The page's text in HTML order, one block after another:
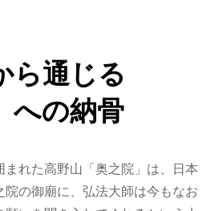
ら通じる
への納骨
まれた高野山「奥之院」は、日本
院の御廟に、弘法大師は今もなお